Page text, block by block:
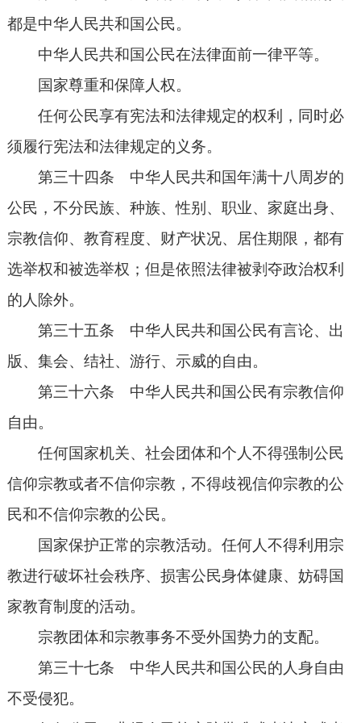
都是中华人民共和国公民。
中华人民共和国公民在法律面前一律平等。
国家尊重和保障人权。
任何公民享有宪法和法律规定的权利，同时必
须履行宪法和法律规定的义务。
第三十四条 中华人民共和国年满十八周岁的
公民，不分民族、种族、性别、职业、家庭出身、
宗教信仰、教育程度、财产状况、居住期限，都有
选举权和被选举权；但是依照法律被剥夺政治权利
的人除外。
第三十五条 中华人民共和国公民有言论、出
版、集会、结社、游行、示威的自由。
第三十六条 中华人民共和国公民有宗教信仰
自由。
任何国家机关、社会团体和个人不得强制公民
信仰宗教或者不信仰宗教，不得歧视信仰宗教的公
民和不信仰宗教的公民。
国家保护正常的宗教活动。任何人不得利用宗
教进行破坏社会秩序、损害公民身体健康、妨碍国
家教育制度的活动。
宗教团体和宗教事务不受外国势力的支配。
第三十七条 中华人民共和国公民的人身自由
不受侵犯。